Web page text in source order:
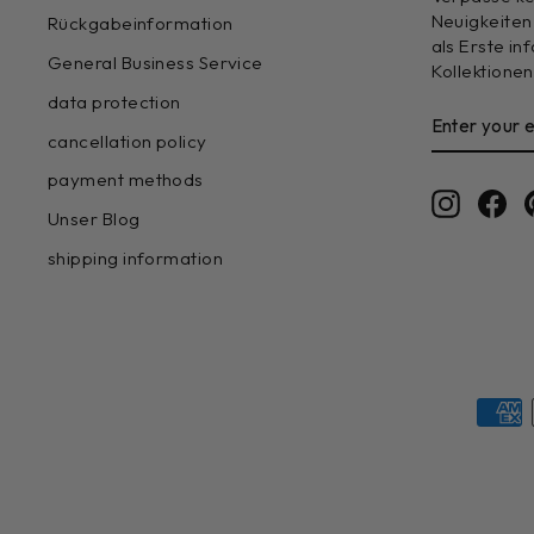
Rückgabeinformation
General Business Service
data protection
cancellation policy
payment methods
Unser Blog
shipping information
als Erste
YOUR
EMAIL